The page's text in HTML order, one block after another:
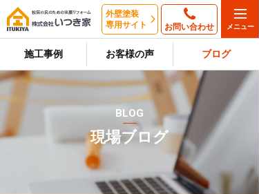
外壁塗装
専用サイト
お問い合わせ
施工事例 お客様の声 ブログ
BLOG
現場ブログ